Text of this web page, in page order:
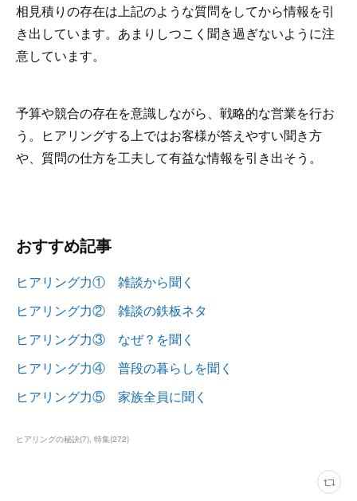
相見積りの存在は上記のような質問をしてから情報を引
き出しています。あまりしつこく聞き過ぎないように注
意しています。
予算や競合の存在を意識しながら、戦略的な営業を行お
う。ヒアリングする上ではお客様が答えやすい聞き方
や、質問の仕方を工夫して有益な情報を引き出そう。
おすすめ記事
ヒアリング力① 雑談から聞く
ヒアリング力② 雑談の鉄板ネタ
ヒアリング力③ なぜ？を聞く
ヒアリング力④ 普段の暮らしを聞く
ヒアリング力⑤ 家族全員に聞く
ヒアリングの秘訣(7) 特集(272)